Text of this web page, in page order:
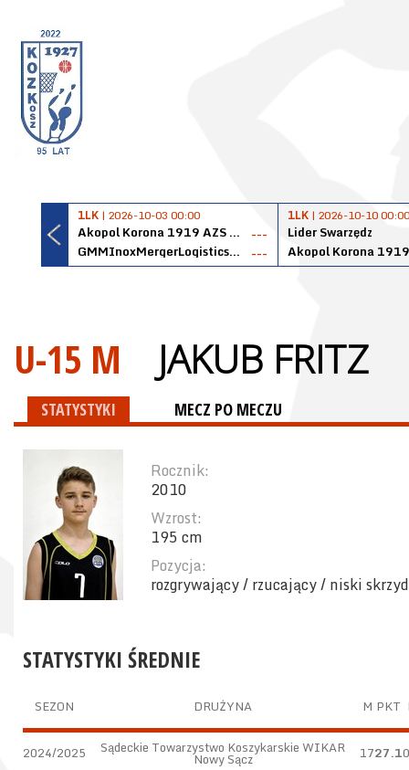
1LK | 2026-10-03 00:00
Akopol Korona 1919 AZS PK Kraków
---
GMMInoxMergerLogisticsPanteryŁańcut
---
1LK | 2026-10-10 00:00
Lider Swarzędz
U-15 M JAKUB FRITZ
STATYSTYKI MECZ PO MECZU
Rocznik:
2010
Wzrost:
195 cm
Pozycja:
rozgrywający / rzucający / niski
STATYSTYKI ŚREDNIE
SEZON DRUŻYNA M PKT
2024/2025 Sądeckie Towarzystwo Koszykarskie WIKAR
Nowy Sącz 1727.1